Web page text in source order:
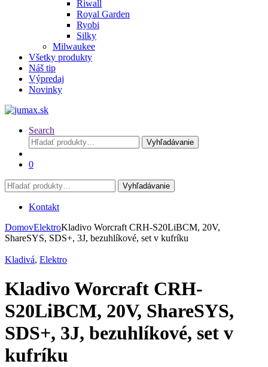
Riwall
Royal Garden
Ryobi
Silky
Milwaukee
Všetky produkty
Náš tip
Výpredaj
Novinky
Search
Hľadať:
Vyhľadávanie
0
Hľadať:
Vyhľadávanie
Kontakt
DomovElektroKladivo Worcraft CRH-S20LiBCM, 20V,
ShareSYS, SDS+, 3J, bezuhlíkové, set v kufríku
Kladivá, Elektro
Kladivo Worcraft CRH-
S20LiBCM, 20V, ShareSYS,
SDS+, 3J, bezuhlíkové, set v
kufríku